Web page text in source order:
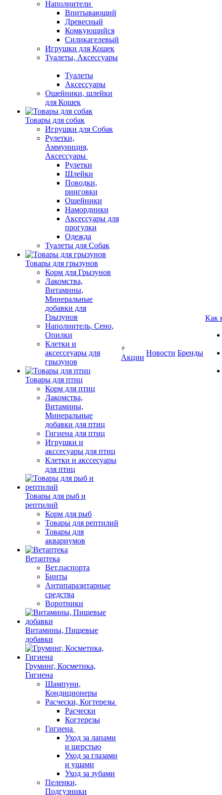
Наполнители
Впитывающий
Древесный
Комкующийся
Силикагелевый
Игрушки для Кошек
Туалеты, Аксессуары
Туалеты
Аксессуары
Ошейники, шлейки
для Кошек
Товары для собак
Игрушки для Собак
Рулетки,
Аммуниция,
Аксессуары
Рулетки
Шлейки
Поводки,
ринговки
Ошейники
Намордники
Аксессуары для
прогулки
Одежда
Туалеты для Собак
Товары для грызунов
Корм для Грызунов
Лакомства,
Витамины,
Минеральные
добавки для
Грызунов
Наполнитель, Сено,
Опилки
Клетки и
аксессеуары для
грызунов
Товары для птиц
Корм для птиц
Лакомства,
Витамины,
Минеральные
добавки для птиц
Гигиена для птиц
Игрушки и
акссесуары для птиц
Клетки и акссесуары
для птиц
Товары для рыб и
рептилий
Корм для рыб
Товары для рептилий
Товары для
аквариумов
Ветаптека
Вет.паспорта
Бинты
Антипаразитарные
средства
Воротники
Витамины, Пищевые
добавки
Груминг, Косметика,
Гигиена
Шампуни,
Кондиционеры
Расчески, Когтерезы
Расчески
Когтерезы
Гигиена
Уход за лапами
и шерстью
Уход за глазами
и ушами
Уход за зубами
Пеленки,
Подгузники
Акции
Новости Бренды
Как